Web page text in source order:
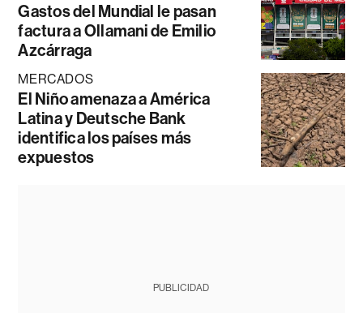
Gastos del Mundial le pasan
factura a Ollamani de Emilio
Azcárraga
MERCADOS
El Niño amenaza a América
Latina y Deutsche Bank
identifica los países más
expuestos
PUBLICIDAD